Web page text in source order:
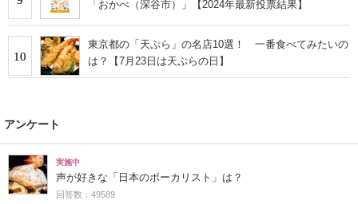
「おかべ（深谷市）」【2024年最新投票結果】
10
東京都の「天ぷら」の名店10選！ 一番食べてみたいの
は？【7月23日は天ぷらの日】
アンケート
実施中
声が好きな「日本のボーカリスト」は？
回答数：49589